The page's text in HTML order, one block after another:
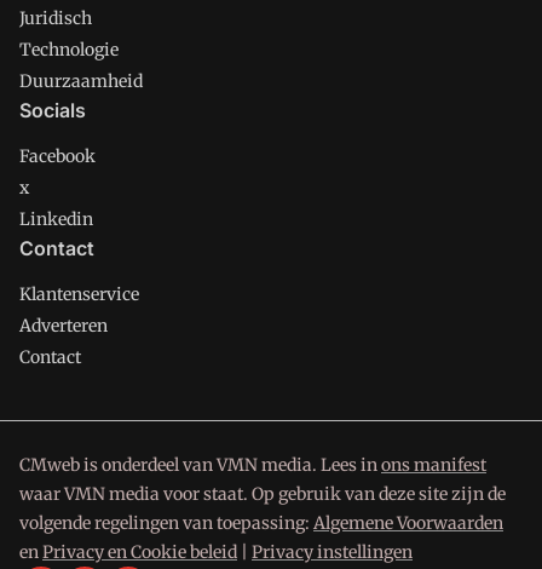
Juridisch
Technologie
Duurzaamheid
Socials
Facebook
x
Linkedin
Contact
Klantenservice
Adverteren
Contact
CMweb is onderdeel van VMN media. Lees inons manifest
waar VMN media voor staat. Op gebruik van deze site zijn de
volgende regelingen van toepassing: Algemene Voorwaarden
enPrivacy en Cookie beleid Privacy instellingen